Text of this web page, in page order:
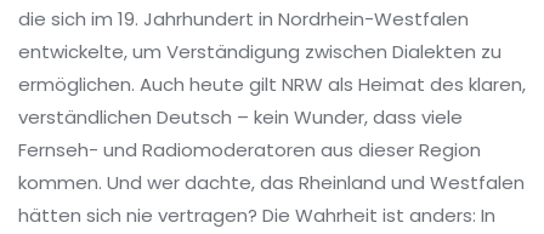
die sich im 19. Jahrhundert in Nordrhein-Westfalen
entwickelte, um Verständigung zwischen Dialekten zu
ermöglichen. Auch heute gilt NRW als Heimat des klaren,
verständlichen Deutsch – kein Wunder, dass viele
Fernseh- und Radiomoderatoren aus dieser Region
kommen. Und wer dachte, das Rheinland und Westfalen
hätten sich nie vertragen? Die Wahrheit ist anders: In